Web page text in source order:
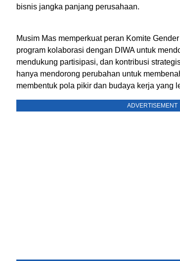
bisnis jangka panjang perusahaan.
Musim Mas memperkuat peran Komite
program kolaborasi dengan DIWA untuk
mendukung partisipasi, dan kontribusi
hanya mendorong perubahan untuk
membentuk pola pikir dan budaya kerja yang
ADVERTISEMENT